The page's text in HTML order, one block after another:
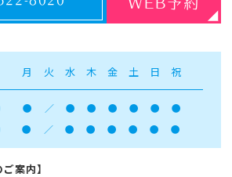
月 火 水 木 金 土 日 祝
● ／ ● ● ● ● ● ●
● ／ ● ● ● ● ● ●
案内】